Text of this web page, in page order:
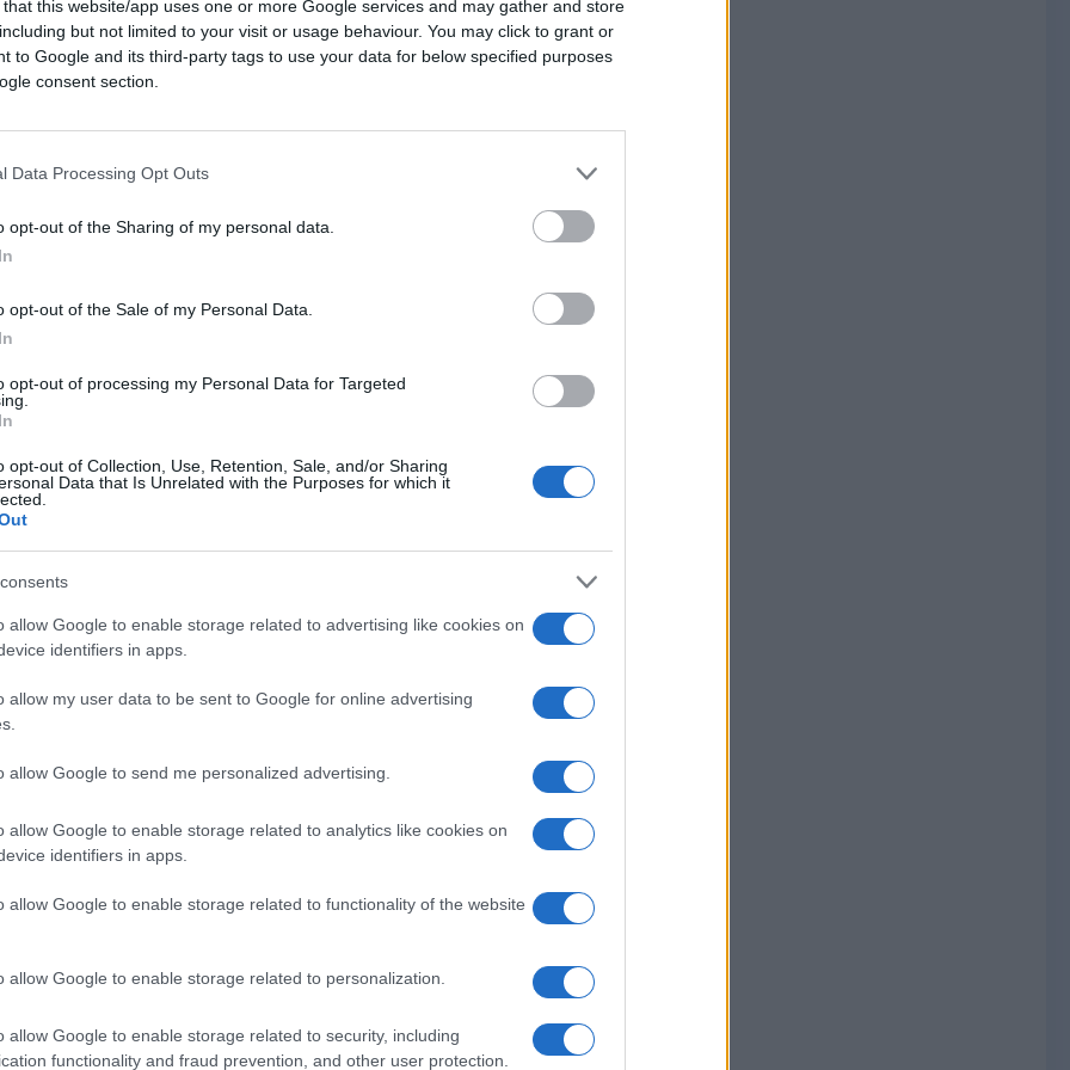
that this website/app uses one or more Google services and may gather and store
but not limited to your visit or usage behaviour. You may click to grant or
to Google and its third-party tags to use your data for below specified purposes
consent section.
Data Processing Opt Outs
opt-out of the Sharing of my personal data.
opt-out of the Sale of my Personal Data.
opt-out of processing my Personal Data for Targeted
opt-out of Collection, Use, Retention, Sale, and/or Sharing
Data that Is Unrelated with the Purposes for which it
allow Google to enable storage related to advertising like cookies on
identifiers in apps.
allow my user data to be sent to Google for online advertising
allow Google to send me personalized advertising.
allow Google to enable storage related to analytics like cookies on
identifiers in apps.
allow Google to enable storage related to functionality of the website
allow Google to enable storage related to personalization.
allow Google to enable storage related to security, including
functionality and fraud prevention, and other user protection.
Partynon sia riuscito a strappare il
maggioranza risicatissima alla
non ha aiutato, a fare la differenza è stato
della pandemia che si sta rivelando un
funziona
esistiti, la trasformazione in un
alla pandemia
Casa Bianca di Obama,Rahm
non si sono lasciati scappare
la crisi.
esclusiva degli Stati, uno dopo l’altro
gli elettori registrati, con tanto di
ad un’altra persona di presentare il
così lontano, hanno reso molto più
posta o consentire ad un familiare o
proprio conto.
nuovo, il cosiddettoballot
, che rischia di cambiare il panorama